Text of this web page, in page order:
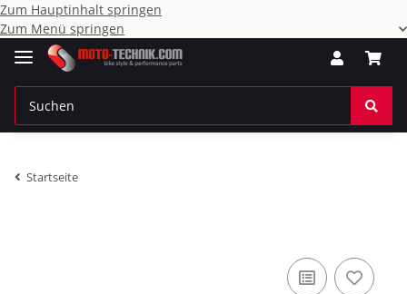
Zum Hauptinhalt springen
Zum Menü springen
Startseite